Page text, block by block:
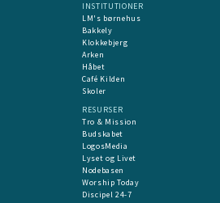
INSTITUTIONER
LM's børnehus
Bakkely
Klokkebjerg
Arken
Håbet
Café Kilden
Skoler
RESURSER
Tro & Mission
Budskabet
LogosMedia
Lyset og Livet
Nodebasen
Worship Today
Discipel 24-7